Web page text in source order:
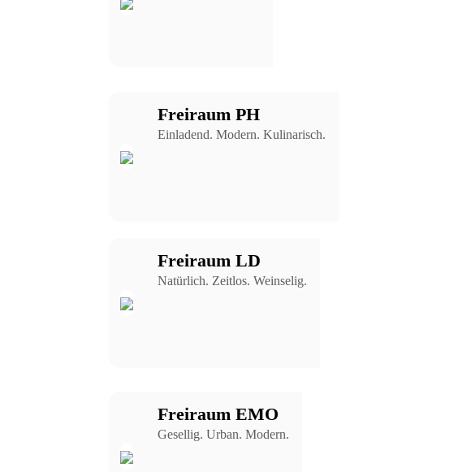
Freiraum PH
Einladend. Modern. Kulinarisch.
Freiraum LD
Natürlich. Zeitlos. Weinselig.
Freiraum EMO
Gesellig. Urban. Modern.